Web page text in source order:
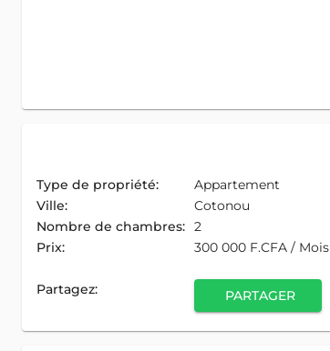
Type de propriété: Appartement
Ville:
Cotonou
Nombre de chambres: 2
Prix:
300 000 F.CFA / Mois
Partagez: PARTAGER